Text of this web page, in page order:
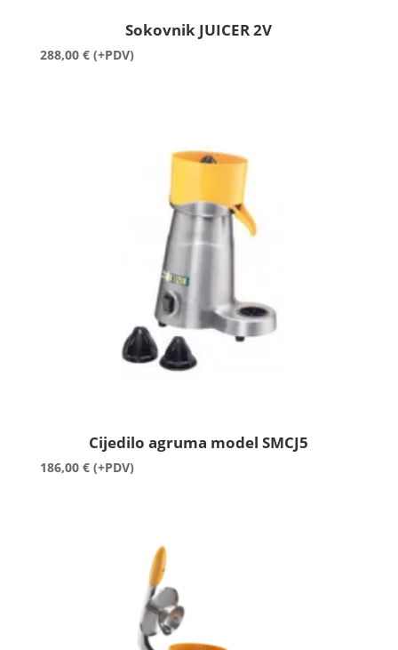
Sokovnik JUICER 2V
288,00 € (+PDV)
Cijedilo agruma model SMCJ5
186,00 € (+PDV)